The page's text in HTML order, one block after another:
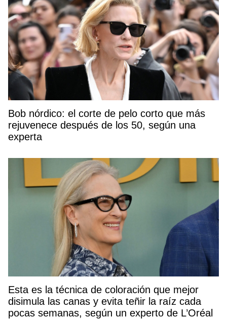
Bob nórdico: el corte de pelo corto que más
rejuvenece después de los 50, según una
experta
Esta es la técnica de coloración que mejor
disimula las canas y evita teñir la raíz cada
pocas semanas, según un experto de L’Oréal